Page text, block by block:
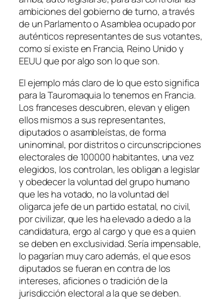
ambiciones del gobierno de turno, a través
de un Parlamento o Asamblea ocupado por
auténticos representantes de sus votantes,
como sí existe en Francia, Reino Unido y
EEUU que por algo son lo que son.
El ejemplo más claro de lo que esto significa
para la Tauromaquia lo tenemos en Francia.
Los franceses descubren, elevan y eligen
ellos mismos a sus representantes,
diputados o asambleístas, de forma
uninominal, por distritos o circunscripciones
electorales de 100000 habitantes, una vez
elegidos, los controlan, les obligan a legislar
y obedecer la voluntad del grupo humano
que les ha votado, no la voluntad del
oligarca jefe de un partido estatal, no civil,
por civilizar, que les ha elevado a dedo a la
candidatura, ergo al cargo y que es a quien
se deben en exclusividad. Sería impensable,
lo pagarían muy caro además, el que esos
diputados se fueran en contra de los
intereses, aficiones o tradición de la
jurisdicción electoral a la que se deben.